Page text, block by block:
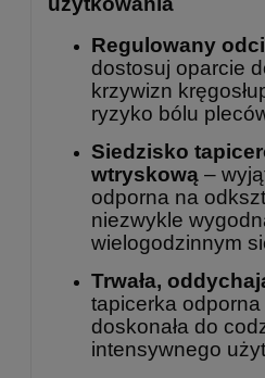
Regulowany
dostosuj oparcie
krzywizn
ryzyko bólu
Siedzisko
wtryskową –
odporna na
niezwykle
wielogodzinnym
Trwała,
tapicerka
doskonała do
intensywnego